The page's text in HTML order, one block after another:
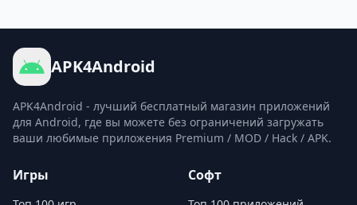
APK4Android
APK4Android - лучший бесплатный магазин приложений
для Android, где вы можете без ограничений загружать
ваши любимые приложения Premium / MOD / Hack / APK.
Игры Софт